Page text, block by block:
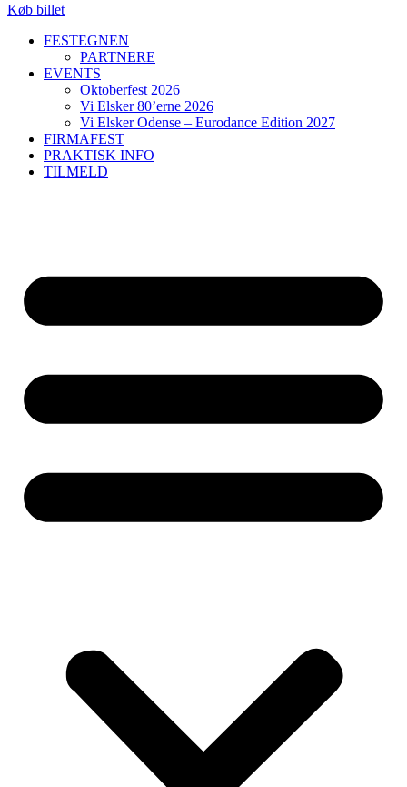
Køb billet
FESTEGNEN
PARTNERE
EVENTS
Oktoberfest 2026
Vi Elsker 80’erne 2026
Vi Elsker Odense – Eurodance Edition 2027
FIRMAFEST
PRAKTISK INFO
TILMELD